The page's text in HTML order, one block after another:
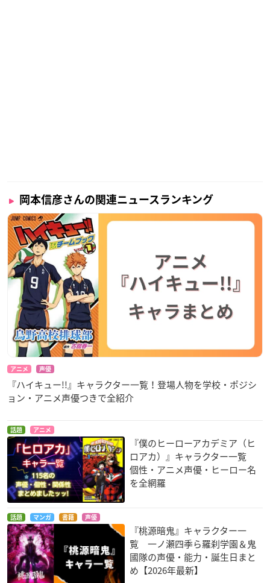
岡本信彦さんの関連ニュースランキング
アニメ 声優
『ハイキュー!!』キャラクター一覧！登場人物を学校・ポジシ
ョン・アニメ声優つきで全紹介
話題 アニメ
『僕のヒーローアカデミア（ヒ
ロアカ）』キャラクター一覧
個性・アニメ声優・ヒーロー名
を全網羅
話題 マンガ 書籍 声優
『桃源暗鬼』キャラクター一
覧 一ノ瀬四季ら羅刹学園＆鬼
國隊の声優・能力・誕生日まと
め【2026年最新】